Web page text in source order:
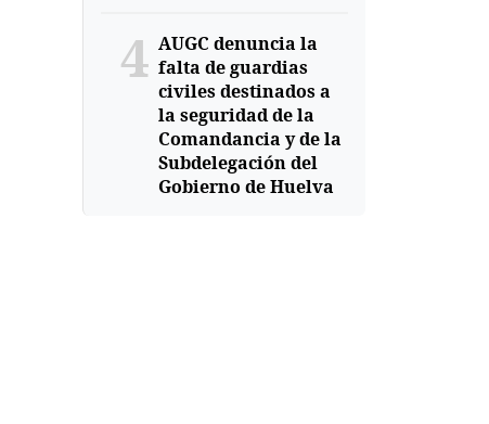
4 AUGC denuncia la
falta de guardias
civiles destinados a
la seguridad de la
Comandancia y de la
Subdelegación del
Gobierno de Huelva